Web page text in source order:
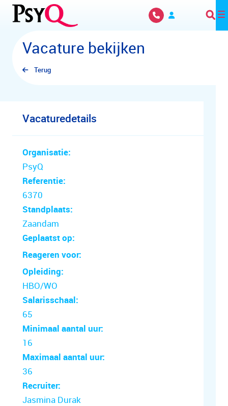
Overslaan en naar hoofdinhoud gaan
Vacature bekijken
Terug
Vacaturedetails
Organisatie:
PsyQ
Referentie:
6370
Standplaats:
Zaandam
Geplaatst op:
Reageren voor:
Opleiding:
HBO/WO
Salarisschaal:
65
Minimaal aantal uur:
16
Maximaal aantal uur:
36
Recruiter:
Jasmina Durak